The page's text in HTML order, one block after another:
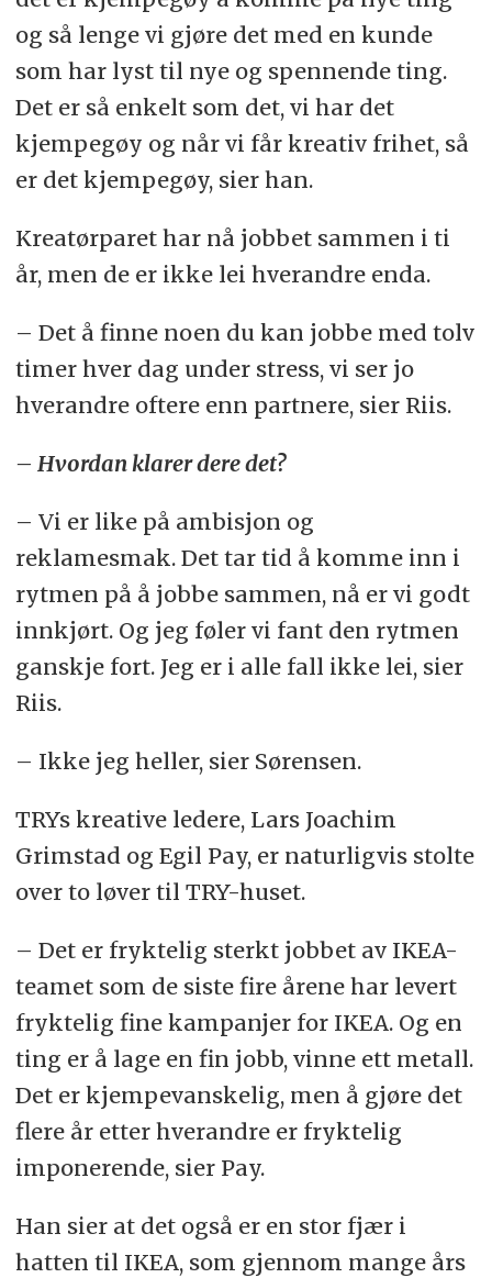
og så lenge vi gjøre det med en kunde
som har lyst til nye og spennende ting.
Det er så enkelt som det, vi har det
kjempegøy og når vi får kreativ frihet, så
er det kjempegøy, sier han.
Kreatørparet har nå jobbet sammen i ti
år, men de er ikke lei hverandre enda.
– Det å finne noen du kan jobbe med tolv
timer hver dag under stress, vi ser jo
hverandre oftere enn partnere, sier Riis.
– Hvordan klarer dere det?
– Vi er like på ambisjon og
reklamesmak. Det tar tid å komme inn i
rytmen på å jobbe sammen, nå er vi godt
innkjørt. Og jeg føler vi fant den rytmen
ganskje fort. Jeg er i alle fall ikke lei, sier
Riis.
– Ikke jeg heller, sier Sørensen.
TRYs kreative ledere, Lars Joachim
Grimstad og Egil Pay, er naturligvis stolte
over to løver til TRY-huset.
– Det er fryktelig sterkt jobbet av IKEA-
teamet som de siste fire årene har levert
fryktelig fine kampanjer for IKEA. Og en
ting er å lage en fin jobb, vinne ett metall.
Det er kjempevanskelig, men å gjøre det
flere år etter hverandre er fryktelig
imponerende, sier Pay.
Han sier at det også er en stor fjær i
hatten til IKEA, som gjennom mange års